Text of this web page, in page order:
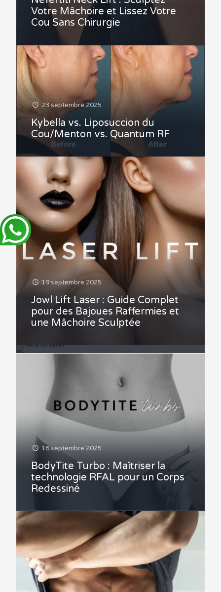
Votre Mâchoire et Lissez Votre
Cou Sans Chirurgie
23 septembre 2025
Kybella vs. Liposuccion du
Cou/Menton vs. Quantum RF
19 septembre 2025
Jowl Lift Laser : Guide Complet
pour des Bajoues Raffermies et
une Mâchoire Sculptée
Adieu le Cou Relâché : Le Laser
Neck Lift pour un
Rajeunissement Ciblé
18 septembre 2025
BodyTite Turbo : Maîtriser la
technologie RFAL pour un Corps
Redessiné